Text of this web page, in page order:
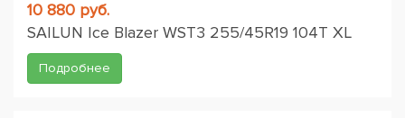
10 880 руб.
SAILUN Ice Blazer WST3 255/45R19 104T XL
Подробнее